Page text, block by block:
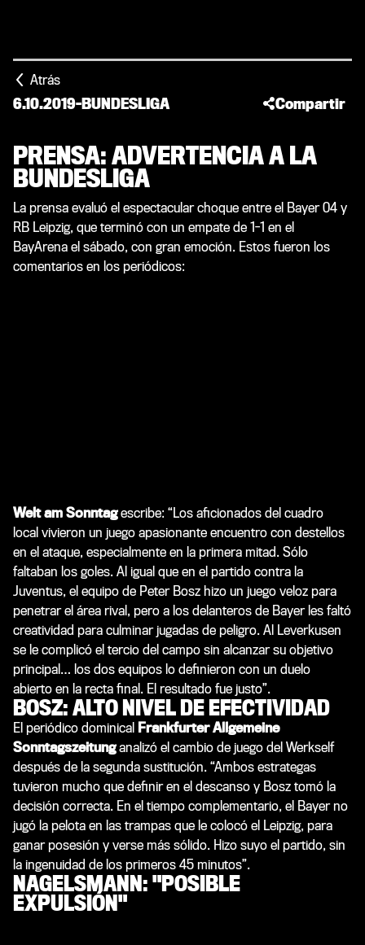
Atrás
6.10.2019-BUNDESLIGA Compartir
PRENSA: ADVERTENCIA A LA
BUNDESLIGA
La prensa evaluó el espectacular choque entre el Bayer 04 y
RB Leipzig, que terminó con un empate de 1-1 en el
BayArena el sábado, con gran emoción. Estos fueron los
comentarios en los periódicos:
Welt am Sonntagescribe: “Los aficionados del cuadro
local vivieron un juego apasionante encuentro con destellos
en el ataque, especialmente en la primera mitad. Sólo
faltaban los goles. Al igual que en el partido contra la
Juventus, el equipo de Peter Bosz hizo un juego veloz para
penetrar el área rival, pero a los delanteros de Bayer les faltó
creatividad para culminar jugadas de peligro. Al Leverkusen
se le complicó el tercio del campo sin alcanzar su objetivo
principal… los dos equipos lo definieron con un duelo
abierto en la recta final. El resultado fue justo”.
BOSZ: ALTO NIVEL DE EFECTIVIDAD
El periódico dominical Frankfurter Allgemeine
Sonntagszeitunganalizó el cambio de juego del Werkself
después de la segunda sustitución. “Ambos estrategas
tuvieron mucho que definir en el descanso y Bosz tomó la
decisión correcta. En el tiempo complementario, el Bayer no
jugó la pelota en las trampas que le colocó el Leipzig, para
ganar posesión y verse más sólido. Hizo suyo el partido, sin
la ingenuidad de los primeros 45 minutos”.
NAGELSMANN: "POSIBLE
EXPULSIÓN"